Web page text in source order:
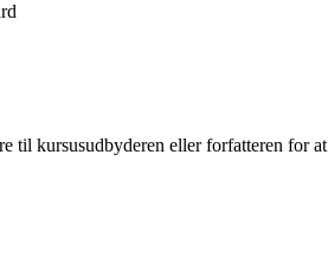
kursusudbyderen eller forfatteren for